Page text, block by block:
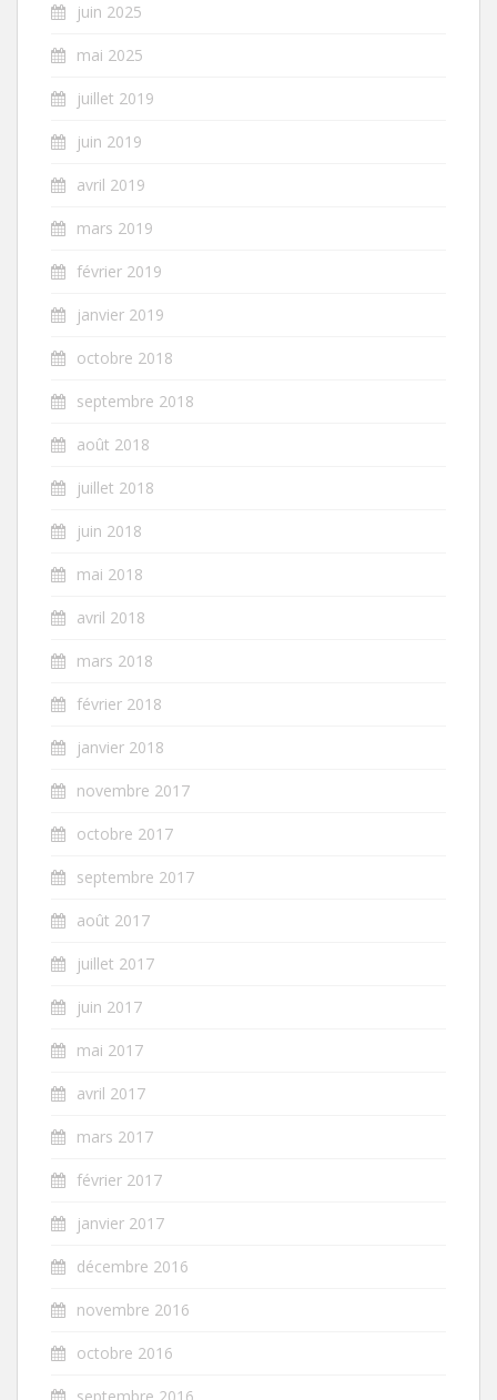
juin 2025
mai 2025
juillet 2019
juin 2019
avril 2019
mars 2019
février 2019
janvier 2019
octobre 2018
septembre 2018
août 2018
juillet 2018
juin 2018
mai 2018
avril 2018
mars 2018
février 2018
janvier 2018
novembre 2017
octobre 2017
septembre 2017
août 2017
juillet 2017
juin 2017
mai 2017
avril 2017
mars 2017
février 2017
janvier 2017
décembre 2016
novembre 2016
octobre 2016